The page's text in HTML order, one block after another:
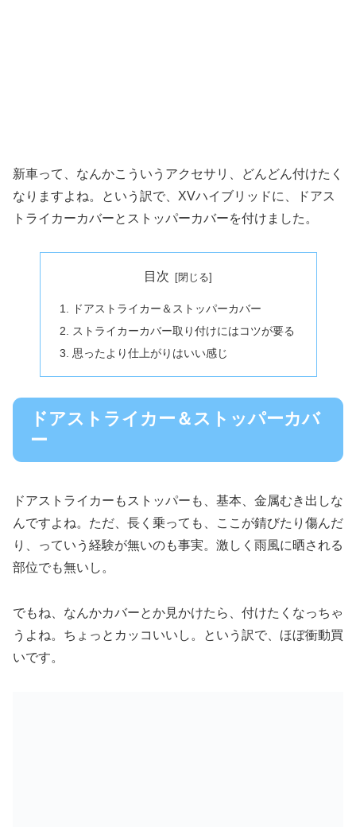
新車って、なんかこういうアクセサリ、どんどん付けたく
なりますよね。という訳で、XVハイブリッドに、ドアス
トライカーカバーとストッパーカバーを付けました。
目次
ドアストライカー＆ストッパーカバー
ストライカーカバー取り付けにはコツが要る
思ったより仕上がりはいい感じ
ドアストライカー＆ストッパーカバ
ー
ドアストライカーもストッパーも、基本、金属むき出しな
んですよね。ただ、長く乗っても、ここが錆びたり傷んだ
り、っていう経験が無いのも事実。激しく雨風に晒される
部位でも無いし。
でもね、なんかカバーとか見かけたら、付けたくなっちゃ
うよね。ちょっとカッコいいし。という訳で、ほぼ衝動買
いです。